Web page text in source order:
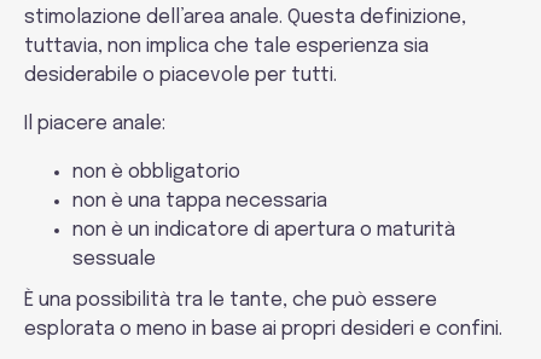
stimolazione dell’area anale. Questa definizione,
tuttavia, non implica che tale esperienza sia
desiderabile o piacevole per tutti.
Il piacere anale:
non è obbligatorio
non è una tappa necessaria
non è un indicatore di apertura o maturità
sessuale
È una possibilità tra le tante, che può essere
esplorata o meno in base ai propri desideri e confini.